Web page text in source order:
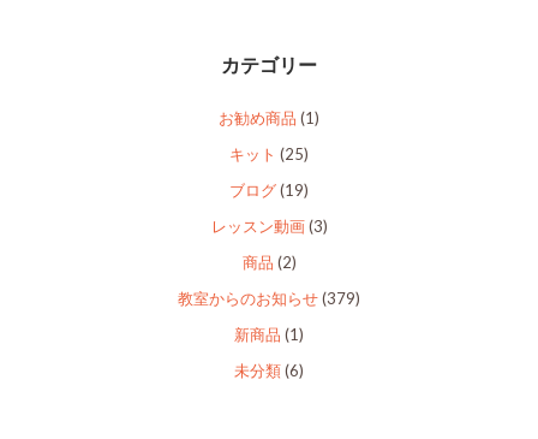
カテゴリー
お勧め商品 (1)
キット (25)
ブログ(19)
レッスン動画(3)
商品 (2)
教室からのお知らせ(379)
新商品 (1)
未分類(6)